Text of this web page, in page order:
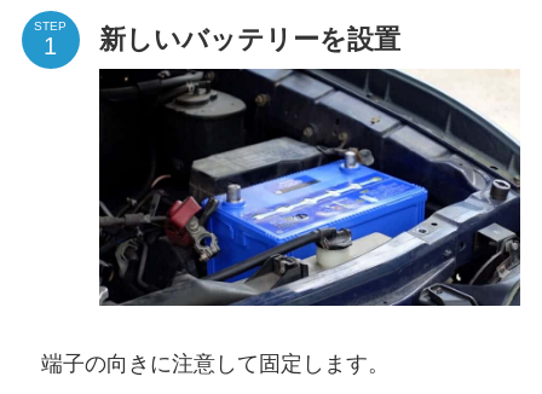
STEP 新しいバッテリーを設置
端子の向きに注意して固定します。